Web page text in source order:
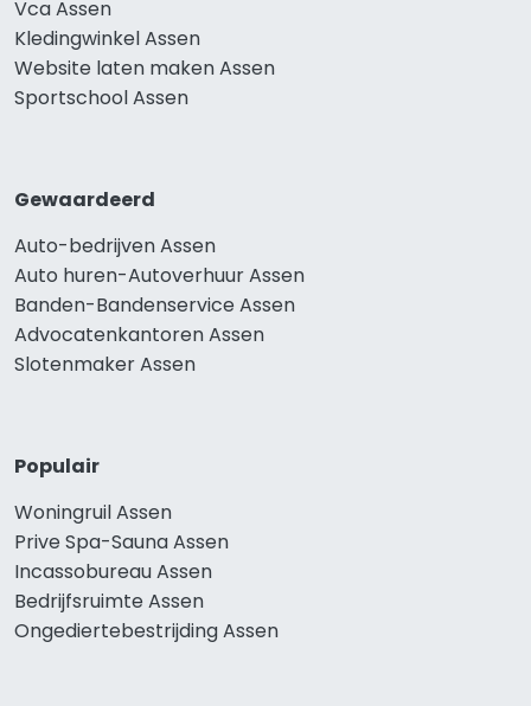
Vca Assen
Kledingwinkel Assen
Website laten maken Assen
Sportschool Assen
Gewaardeerd
Auto-bedrijven Assen
Auto huren-Autoverhuur Assen
Banden-Bandenservice Assen
Advocatenkantoren Assen
Slotenmaker Assen
Populair
Woningruil Assen
Prive Spa-Sauna Assen
Incassobureau Assen
Bedrijfsruimte Assen
Ongediertebestrijding Assen